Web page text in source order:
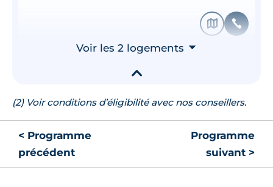
🗞 📞
Voir les 2 logements ⮟
▾
(2) Voir conditions d’éligibilité avec nos conseillers.
< Programme
précédent
Programme
suivant >